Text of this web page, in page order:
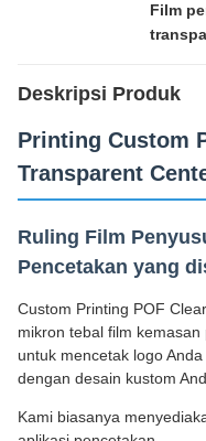
Film
Deskripsi Produk
Printing Custom
Transparent
Ruling Film
Pencetakan yang
Custom Printing POF
mikron tebal film
untuk mencetak logo
dengan desain kustom
Kami biasanya